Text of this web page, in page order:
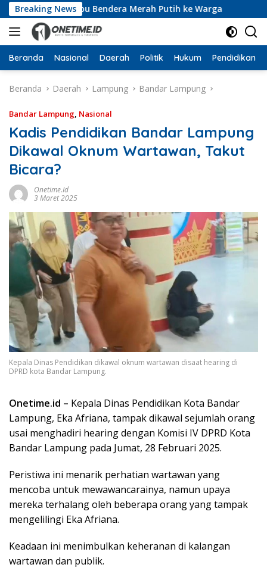
Langsung
ke
konten
Breaking News
10 Ribu Bendera Merah Putih ke Warga
Beranda Nasional Daerah Politik Hukum Pendidikan
Beranda Daerah Lampung Bandar Lampung
Bandar Lampung, Nasional
Kadis Pendidikan Bandar Lampung
Dikawal Oknum Wartawan, Takut
Bicara?
Onetime.id
3 Maret 2025
Kepala Dinas Pendidikan dikawal oknum wartawan disaat hearing di
DPRD kota Bandar Lampung.
Onetime.id – Kepala Dinas Pendidikan Kota Bandar
Lampung, Eka Afriana, tampak dikawal sejumlah orang
usai menghadiri hearing dengan Komisi IV DPRD Kota
Bandar Lampung pada Jumat, 28 Februari 2025.
Peristiwa ini menarik perhatian wartawan yang
mencoba untuk mewawancarainya, namun upaya
mereka terhalang oleh beberapa orang yang tampak
mengelilingi Eka Afriana.
Keadaan ini menimbulkan keheranan di kalangan
wartawan dan publik.